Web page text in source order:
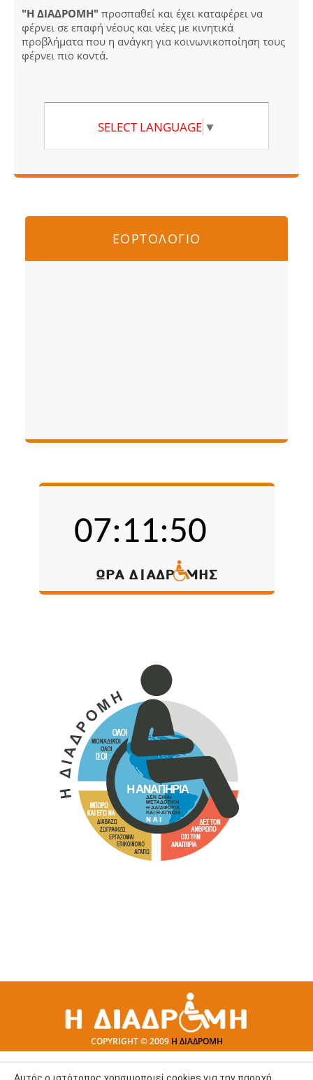
"Η ΔΙΑΔΡΟΜΗ" προσπαθεί και έχει καταφέρει να
φέρνει σε επαφή νέους και νέες με κινητικά
προβλήματα που η ανάγκη για κοινωνικοποίηση τους
φέρνει πιο κοντά.
SELECT LANGUAGE ▼
ΕΟΡΤΟΛΟΓΙΟ
COPYRIGHT © 2009 Η ΔΙΑΔΡΟΜΗ